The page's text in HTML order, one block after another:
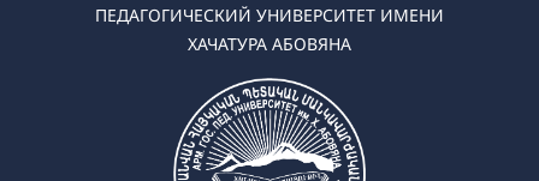
ПЕДАГОГИЧЕСКИЙ УНИВЕРСИТЕТ ИМЕНИ
ХАЧАТУРА АБОВЯНА